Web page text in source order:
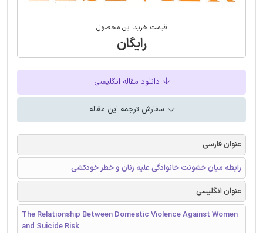
قیمت خرید این محصول
رایگان
دانلود مقاله انگلیسی
سفارش ترجمه این مقاله
عنوان فارسی
رابطه میان خشونت خانوادگی علیه زنان و خطر خودکشی
عنوان انگلیسی
The Relationship Between Domestic Violence Against Women
and Suicide Risk